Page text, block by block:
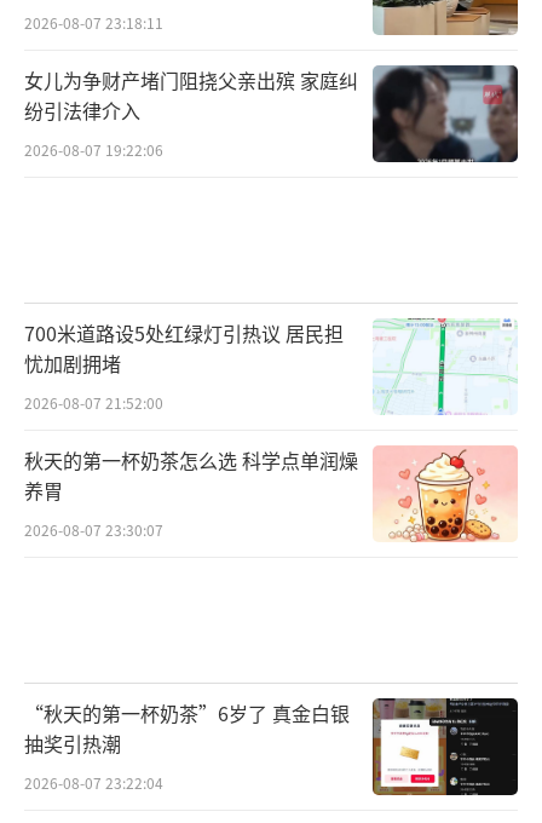
2026-08-07 23:18:11
女儿为争财产堵门阻挠父亲出殡 家庭纠
纷引法律介入
2026-08-07 19:22:06
700米道路设5处红绿灯引热议 居民担
忧加剧拥堵
2026-08-07 21:52:00
秋天的第一杯奶茶怎么选 科学点单润燥
养胃
2026-08-07 23:30:07
“秋天的第一杯奶茶”6岁了 真金白银
抽奖引热潮
2026-08-07 23:22:04